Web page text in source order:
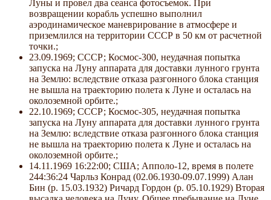
Луны и провел два сеанса фотосъемок. При
возвращении корабль успешно выполнил
аэродинамическое маневрирование в атмосфере и
приземлился на территории СССР в 50 км от расчетной
точки.;
23.09.1969; СССР; Космос-300, неудачная попытка
запуска на Луну аппарата для доставки лунного грунта
на Землю: вследствие отказа разгонного блока станция
не вышла на траекторию полета к Луне и осталась на
околоземной орбите.;
22.10.1969; СССР; Космос-305, неудачная попытка
запуска на Луну аппарата для доставки лунного грунта
на Землю: вследствие отказа разгонного блока станция
не вышла на траекторию полета к Луне и осталась на
околоземной орбите.;
14.11.1969 16:22:00; США; Апполо-12, время в полете
244:36:24 Чарльз Конрад (02.06.1930-09.07.1999) Алан
Бин (р. 15.03.1932) Ричард Гордон (р. 05.10.1929) Вторая